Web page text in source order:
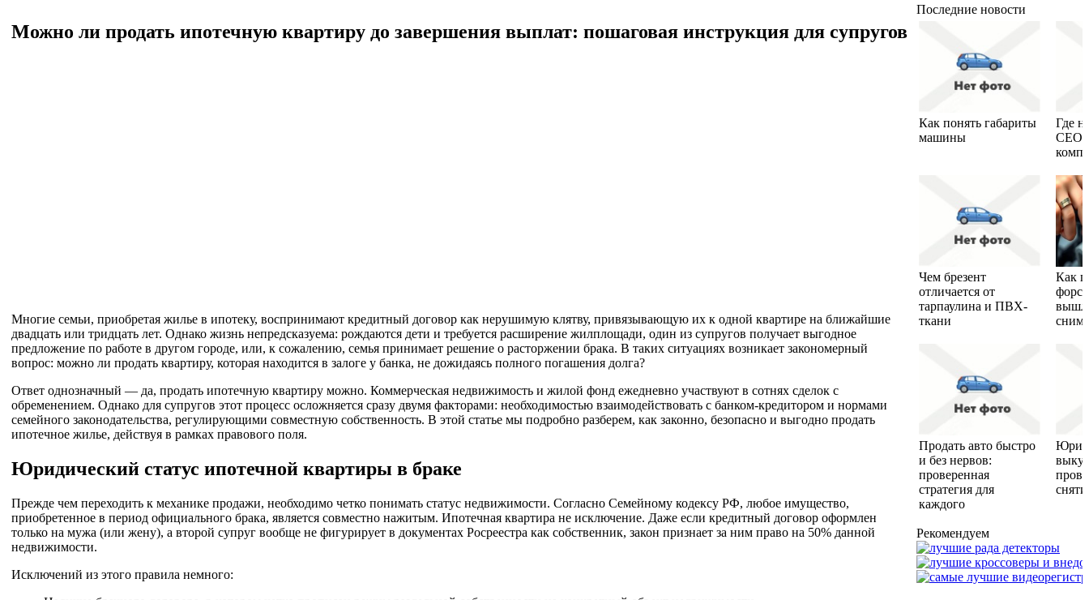
Можно ли продать ипотечную квартиру до завершения выплат: пошаговая инструкция для супругов
Многие семьи, приобретая жилье в ипотеку, воспринимают кредитный договор как нерушимую клятву, привязывающую их к одной квартире на ближайшие
двадцать или тридцать лет. Однако жизнь непредсказуема: рождаются дети и требуется расширение жилплощади, один из супругов получает выгодное
предложение по работе в другом городе, или, к сожалению, семья принимает решение о расторжении брака. В таких ситуациях возникает закономерный
вопрос: можно ли продать квартиру, которая находится в залоге у банка, не дожидаясь полного погашения долга?
Ответ однозначный — да, продать ипотечную квартиру можно. Коммерческая недвижимость и жилой фонд ежедневно участвуют в сотнях сделок с
обременением. Однако для супругов этот процесс осложняется сразу двумя факторами: необходимостью взаимодействовать с банком-кредитором и нормами
семейного законодательства, регулирующими совместную собственность. В этой статье мы подробно разберем, как законно, безопасно и выгодно продать
ипотечное жилье, действуя в рамках правового поля.
Юридический статус ипотечной квартиры в браке
Прежде чем переходить к механике продажи, необходимо четко понимать статус недвижимости. Согласно Семейному кодексу РФ, любое имущество,
приобретенное в период официального брака, является совместно нажитым. Ипотечная квартира не исключение. Даже если кредитный договор оформлен
только на мужа (или жену), а второй супруг вообще не фигурирует в документах Росреестра как собственник, закон признает за ним право на 50% данной
недвижимости.
Исключений из этого правила немного:
Последние новости
Как понять габариты
машины
Где
CEO
Чем брезент
отличается от
тарпаулина и ПВХ-
ткани
Как
Продать авто быстро
и без нервов:
проверенная
стратегия для
каждого
Рекомендуем